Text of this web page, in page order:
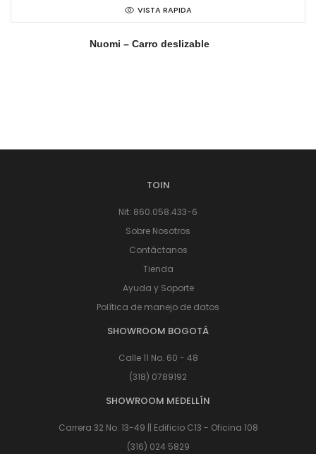
VISTA RAPIDA
Nuomi – Carro deslizable
TOIN
Nit: 860.058.433-6
Sobre Nosotros
Contáctanos
Tienda
Ayuda y Soporte
Política de manejo de datos
SHOWROOM BOGOTÁ
Calle 11 No. 60 - 48
(318) 0789192
SHOWROOM MEDELLÍN
Carrera 32 No. 13-49 || Edificio C13 - Oficina 108
(316) 024 5829